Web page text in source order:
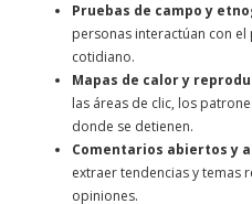
Pruebas de campo y
personas interactúan con
cotidiano.
Mapas de calor y
las áreas de clic, los
donde se detienen.
Comentarios abiertos y
extraer tendencias y temas
opiniones.